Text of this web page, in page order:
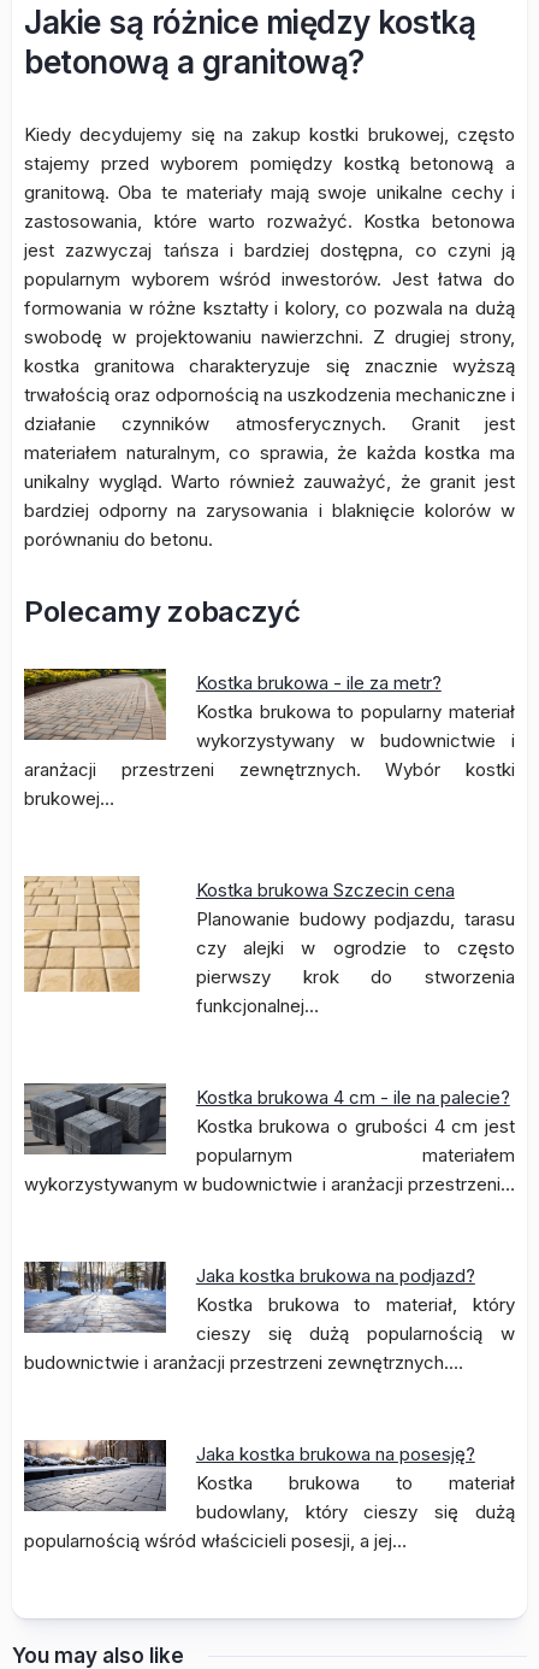
Jakie są różnice między kostką
betonową a granitową?
Kiedy decydujemy się na zakup kostki brukowej, często
stajemy przed wyborem pomiędzy kostką betonową a
granitową. Oba te materiały mają swoje unikalne cechy i
zastosowania, które warto rozważyć. Kostka betonowa
jest zazwyczaj tańsza i bardziej dostępna, co czyni ją
popularnym wyborem wśród inwestorów. Jest łatwa do
formowania w różne kształty i kolory, co pozwala na dużą
swobodę w projektowaniu nawierzchni. Z drugiej strony,
kostka granitowa charakteryzuje się znacznie wyższą
trwałością oraz odpornością na uszkodzenia mechaniczne i
działanie czynników atmosferycznych. Granit jest
materiałem naturalnym, co sprawia, że każda kostka ma
unikalny wygląd. Warto również zauważyć, że granit jest
bardziej odporny na zarysowania i blaknięcie kolorów w
porównaniu do betonu.
Polecamy zobaczyć
Kostka brukowa - ile za metr?
Kostka brukowa to popularny materiał
wykorzystywany w budownictwie i
aranżacji przestrzeni zewnętrznych. Wybór kostki
brukowej…
Kostka brukowa Szczecin cena
Planowanie budowy podjazdu, tarasu
czy alejki w ogrodzie to często
pierwszy krok do stworzenia
funkcjonalnej…
Kostka brukowa 4 cm - ile na palecie?
Kostka brukowa o grubości 4 cm jest
popularnym materiałem
wykorzystywanym w budownictwie i aranżacji przestrzeni…
Jaka kostka brukowa na podjazd?
Kostka brukowa to materiał, który
cieszy się dużą popularnością w
budownictwie i aranżacji przestrzeni zewnętrznych.…
Jaka kostka brukowa na posesję?
Kostka brukowa to materiał
budowlany, który cieszy się dużą
popularnością wśród właścicieli posesji, a jej…
You may also like